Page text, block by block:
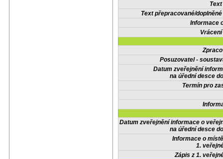
Text přepracované/
Informace
Posuzovatel -
Datum zveřejnění
na úřední desce
Termín pro
Datum zveřejnění informace o
na úřední desce
Informace o
1.
Zápis z 1.